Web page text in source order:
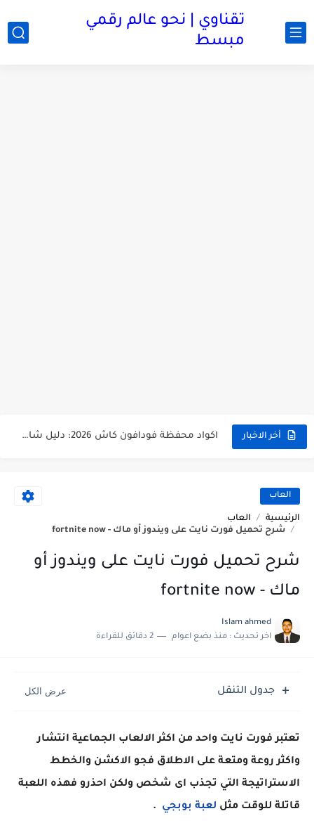
تقناوي | نحو عالم رقمي
مبسط
أخر الاخبار اكواد محفظة فودافون كاش 2026: دليل شامل من التفعيل حتى السحب من atm - تقناوي
تجربة شراء من موقع تيمو temu مصر - تقناوي العاب
الرئيسية
العاب
شرح تحميل فورت نايت على ويندوز أو ماك - fortnite now
شرح تحميل فورت نايت على ويندوز أو
ماك - fortnite now
Islam ahmed
اخر تحديث : منذ بضع اعوام 2 دقائق للقراءة
جدول التنقل
تعتبر فورت نايت واحد من اكثر الالعاب الجماعية انتشار
واكثر روعة ومتعة على الاطلاق فجو الاكشن والخطط
الاستراتيجة التي تجذب اى شخص ولكن احذرو فهذه اللعبة
قاتلة للوقت مثل لعبة بوبجي .